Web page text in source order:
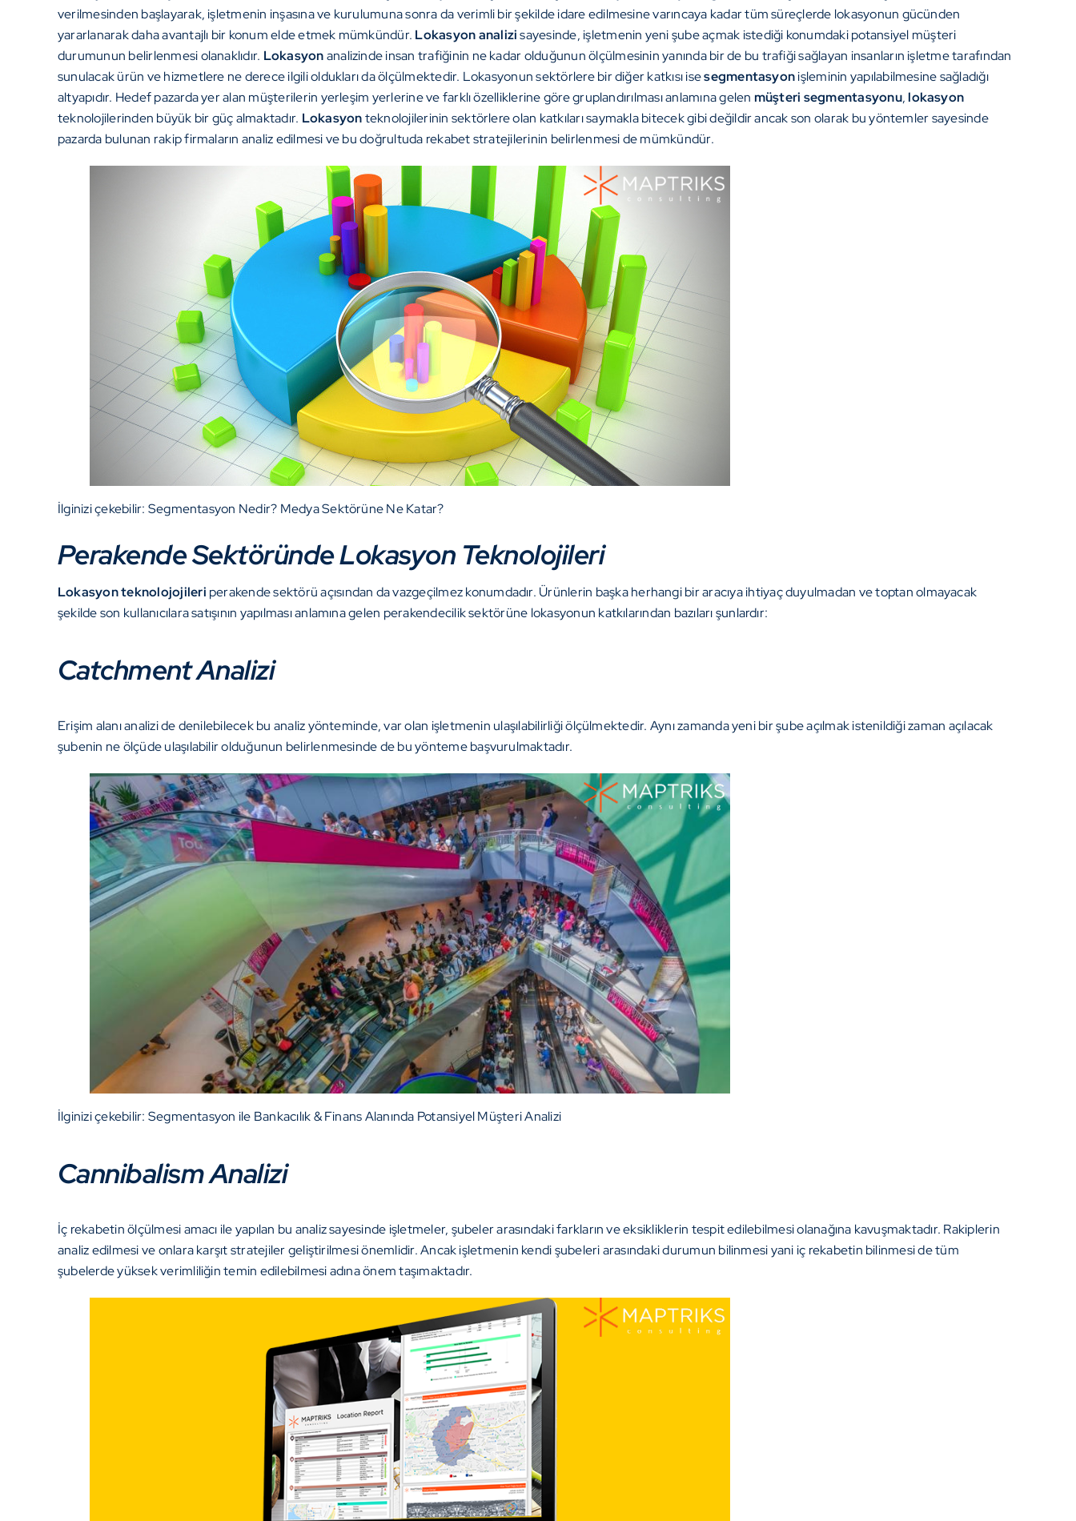
verilmesinden başlayarak, işletmenin inşasına ve kurulumuna sonra da verimli bir şekilde idare edilmesine varıncaya kadar tüm süreçlerde lokasyonun gücünden
yararlanarak daha avantajlı bir konum elde etmek mümkündür. Lokasyon analizisayesinde, işletmenin yeni şube açmak istediği konumdaki potansiyel müşteri
durumunun belirlenmesi olanaklıdır. Lokasyonanalizinde insan trafiğinin ne kadar olduğunun ölçülmesinin yanında bir de bu trafiği sağlayan insanların işletme tarafından
sunulacak ürün ve hizmetlere ne derece ilgili oldukları da ölçülmektedir. Lokasyonun sektörlere bir diğer katkısı isesegmentasyonişleminin yapılabilmesine sağladığı
altyapıdır. Hedef pazarda yer alan müşterilerin yerleşim yerlerine ve farklı özelliklerine göre gruplandırılması anlamına gelen müşteri segmentasyonu,lokasyon
teknolojilerinden büyük bir güç almaktadır. Lokasyonteknolojilerinin sektörlere olan katkıları saymakla bitecek gibi değildir ancak son olarak bu yöntemler sayesinde
pazarda bulunan rakip firmaların analiz edilmesi ve bu doğrultuda rekabet stratejilerinin belirlenmesi de mümkündür.
İlginizi çekebilir: Segmentasyon Nedir? Medya Sektörüne Ne Katar?
Perakende Sektöründe Lokasyon Teknolojileri
Lokasyon teknolojojileri perakende sektörü açısından da vazgeçilmez konumdadır. Ürünlerin başka herhangi bir aracıya ihtiyaç duyulmadan ve toptan olmayacak
şekilde son kullanıcılara satışının yapılması anlamına gelen perakendecilik sektörüne lokasyonun katkılarından bazıları şunlardır:
Catchment Analizi
Erişim alanı analizi de denilebilecek bu analiz yönteminde, var olan işletmenin ulaşılabilirliği ölçülmektedir. Aynı zamanda yeni bir şube açılmak istenildiği zaman açılacak
şubenin ne ölçüde ulaşılabilir olduğunun belirlenmesinde de bu yönteme başvurulmaktadır.
İlginizi çekebilir: Segmentasyon ile Bankacılık & Finans Alanında Potansiyel Müşteri Analizi
Cannibalism Analizi
İç rekabetin ölçülmesi amacı ile yapılan bu analiz sayesinde işletmeler, şubeler arasındaki farkların ve eksikliklerin tespit edilebilmesi olanağına kavuşmaktadır. Rakiplerin
analiz edilmesi ve onlara karşıt stratejiler geliştirilmesi önemlidir. Ancak işletmenin kendi şubeleri arasındaki durumun bilinmesi yani iç rekabetin bilinmesi de tüm
şubelerde yüksek verimliliğin temin edilebilmesi adına önem taşımaktadır.